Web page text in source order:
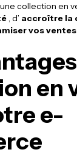
une collection en
, d’ accroître la
vos ventes
en
e-